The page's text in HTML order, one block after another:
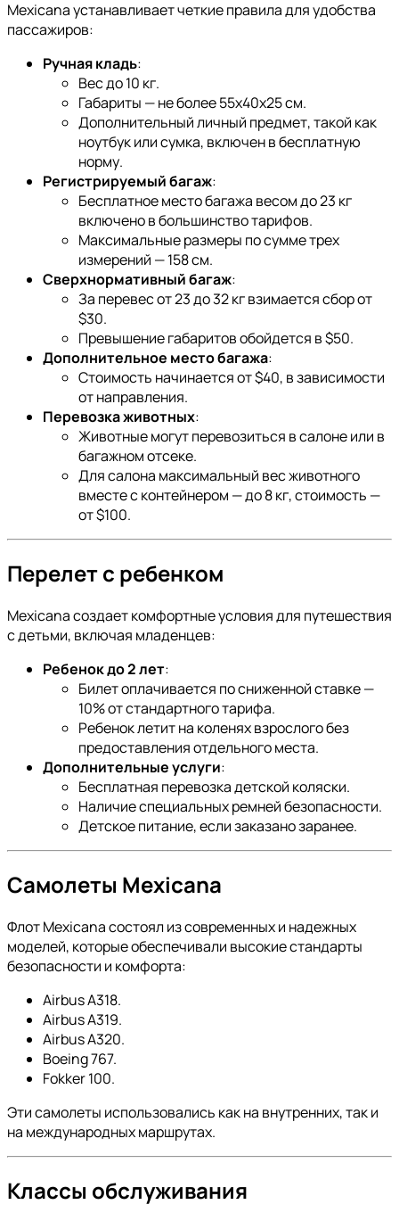
Mexicana устанавливает четкие правила для удобства
пассажиров:
Ручная кладь:
Вес до 10 кг.
Габариты — не более 55x40x25 см.
Дополнительный личный предмет, такой как
ноутбук или сумка, включен в бесплатную
норму.
Регистрируемый багаж:
Бесплатное место багажа весом до 23 кг
включено в большинство тарифов.
Максимальные размеры по сумме трех
измерений — 158 см.
Сверхнормативный багаж:
За перевес от 23 до 32 кг взимается сбор от
$30.
Превышение габаритов обойдется в $50.
Дополнительное место багажа:
Стоимость начинается от $40, в зависимости
от направления.
Перевозка животных:
Животные могут перевозиться в салоне или в
багажном отсеке.
Для салона максимальный вес животного
вместе с контейнером — до 8 кг, стоимость —
от $100.
Перелет с ребенком
Mexicana создает комфортные условия для путешествия
с детьми, включая младенцев:
Ребенок до 2 лет:
Билет оплачивается по сниженной ставке —
10% от стандартного тарифа.
Ребенок летит на коленях взрослого без
предоставления отдельного места.
Дополнительные услуги:
Бесплатная перевозка детской коляски.
Наличие специальных ремней безопасности.
Детское питание, если заказано заранее.
Самолеты Mexicana
Флот Mexicana состоял из современных и надежных
моделей, которые обеспечивали высокие стандарты
безопасности и комфорта:
Airbus A318.
Airbus A319.
Airbus A320.
Boeing 767.
Fokker 100.
Эти самолеты использовались как на внутренних, так и
на международных маршрутах.
Классы обслуживания